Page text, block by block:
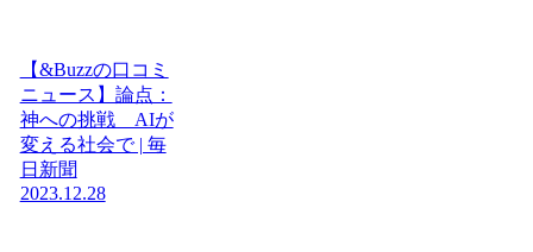
【&Buzzの口コミ
ニュース】論点：
神への挑戦 AIが
変える社会で | 毎
日新聞
2023.12.28